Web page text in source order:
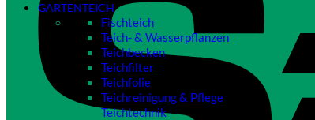
GARTENTEICH
Fischteich
Teich- & Wasserpflanzen
Teichbecken
Teichfilter
Teichfolie
Teichreinigung & Pflege
Teichtechnik